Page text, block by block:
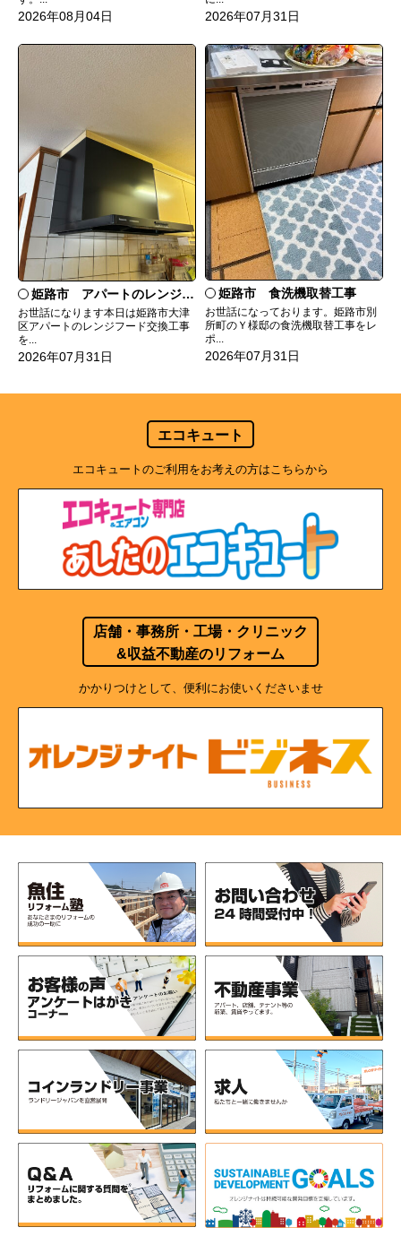
2026年08月04日 2026年07月31日
姫路市 アパートのレンジフード交換
お世話になります本日は姫路市大津
区アパートのレンジフード交換工事
を...
2026年07月31日
姫路市 食洗機取替工事
お世話になっております。姫路市別
所町のＹ様邸の食洗機取替工事をレ
ポ...
2026年07月31日
エコキュート
エコキュートのご利用をお考えの方はこちらから
店舗・事務所・工場・クリニック
&収益不動産のリフォーム
かかりつけとして、便利にお使いくださいませ